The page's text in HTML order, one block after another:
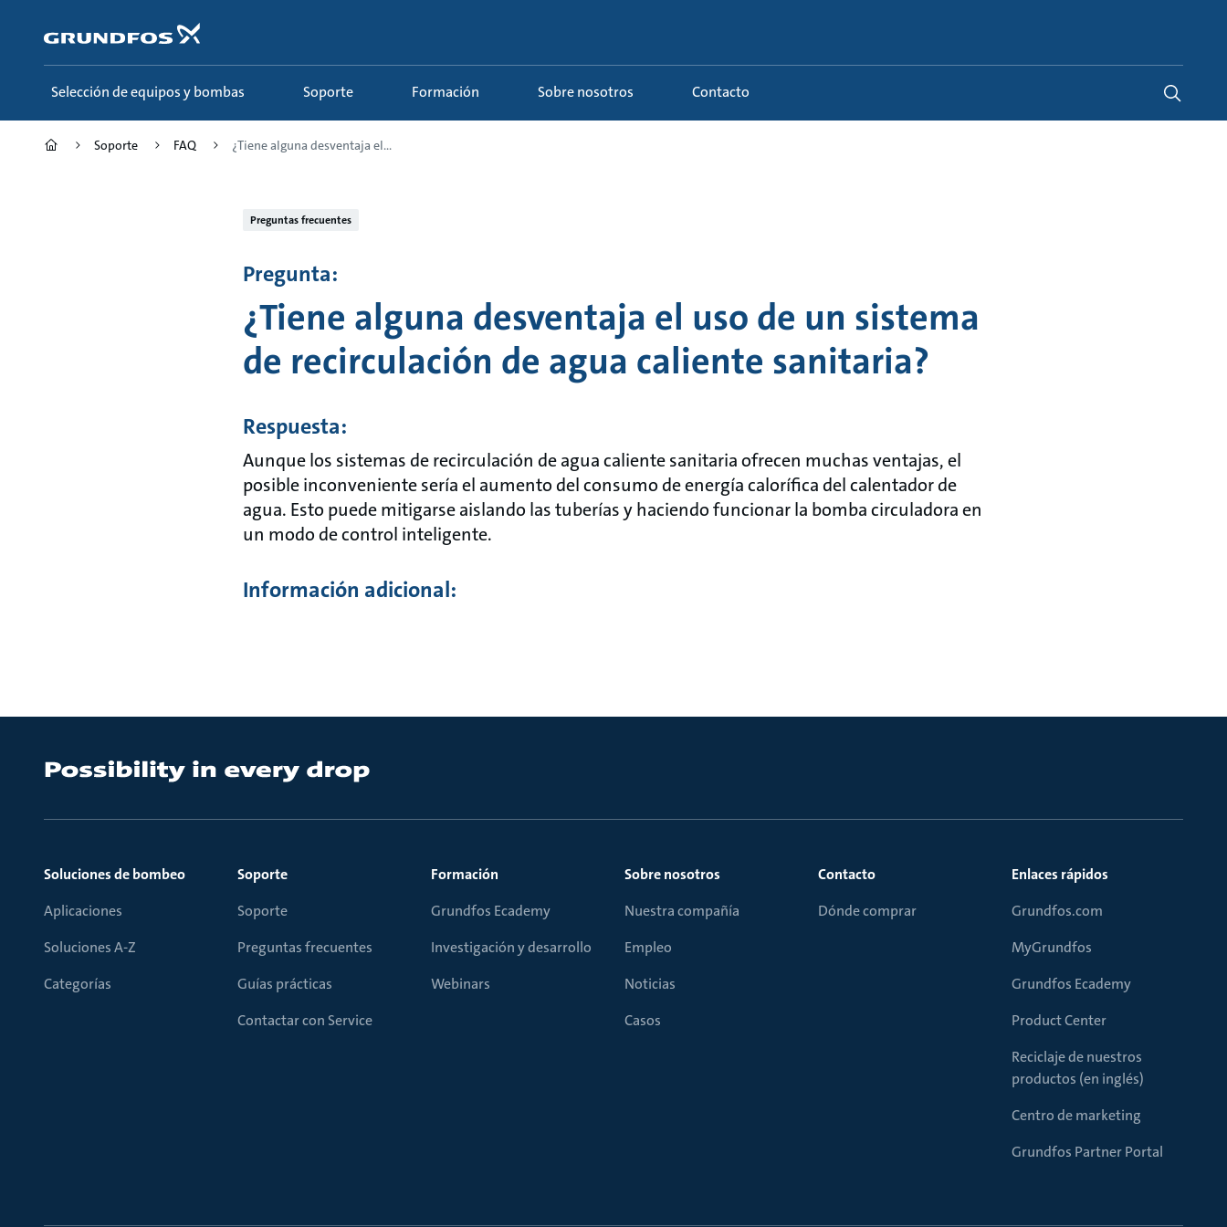
contenido
principal
Selección de equipos y bombas Soporte Formación Sobre nosotros Contacto
Soporte FAQ ¿Tiene alguna desventaja el...
Preguntas frecuentes
Pregunta:
¿Tiene alguna desventaja el uso de un sistema
de recirculación de agua caliente sanitaria?
Respuesta:
Aunque los sistemas de recirculación de agua caliente sanitaria ofrecen muchas ventajas, el
posible inconveniente sería el aumento del consumo de energía calorífica del calentador de
agua. Esto puede mitigarse aislando las tuberías y haciendo funcionar la bomba circuladora en
un modo de control inteligente.
Información adicional:
Soluciones de bombeo
Aplicaciones
Soluciones A-Z
Categorías
Soporte
Soporte
Preguntas frecuentes
Guías prácticas
Contactar con Service
Formación
Grundfos Ecademy
Investigación y desarrollo
Webinars
Sobre nosotros
Nuestra compañía
Empleo
Noticias
Casos
Contacto
Dónde comprar
Enlaces rápidos
Grundfos.com
MyGrundfos
Grundfos Ecademy
Product Center
Reciclaje de nuestros
productos (en inglés)
Centro de marketing
Grundfos Partner Portal